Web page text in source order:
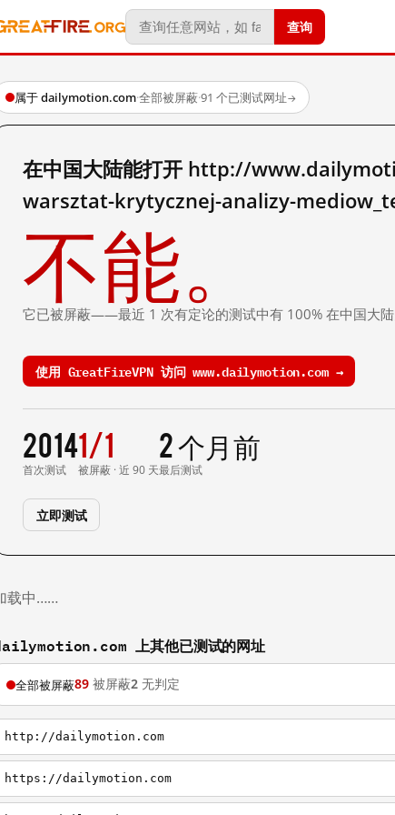
查询
属于 dailymotion.com·全部被屏蔽·91 个已测试网址→
在中国大陆能打开 http://
warsztat-krytycznej-analizy-
不能。
它已被屏蔽——最近 1 次有定论的测试中有 100% 在中国大陆
使用 GreatFireVPN 访问 www.dailymotion.com →
2014
首次测试
1/1
被屏蔽 · 近 90 天
2 个月前
最后测试
立即测试
载中……
上其他已测试的网址
全部被屏蔽89 被屏蔽2 无判定
http://dailymotion.com
https://dailymotion.com